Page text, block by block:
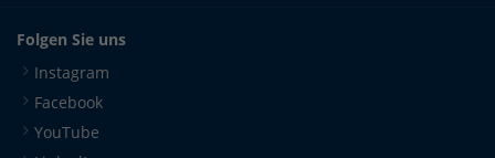
Folgen Sie uns
Instagram
Facebook
YouTube